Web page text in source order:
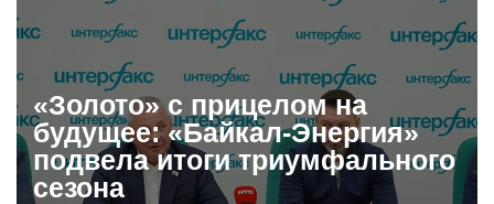
«Золото» с прицелом на
будущее: «Байкал-Энергия»
подвела итоги триумфального
сезона